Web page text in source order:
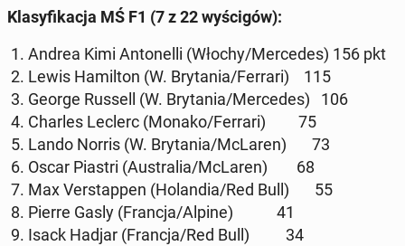
Kla­sy­fi­ka­cja MŚ F1 (7 z 22 wy­ści­gów):
1. Andrea Kimi An­to­nel­li (Włochy/Mer­ce­des) 156 pkt
2. Lewis Ha­mil­ton (W. Bry­ta­nia/Ferrari) 115
3. George Russell (W. Bry­ta­nia/Mer­ce­des) 106
4. Charles Leclerc (Monako/Ferrari) 75
5. Lando Norris (W. Bry­ta­nia/McLaren) 73
6. Oscar Piastri (Au­stra­lia/McLaren) 68
7. Max Ver­stap­pen (Ho­lan­dia/Red Bull) 55
8. Pierre Gasly (Francja/Alpine) 41
9. Isack Hadjar (Francja/Red Bull) 34